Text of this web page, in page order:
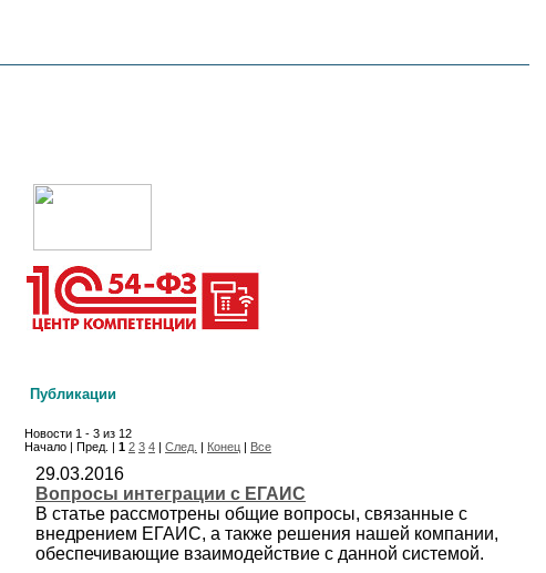
Публикации
Новости 1 - 3 из 12
Начало | Пред. | 1 2 3 4 | След. | Конец | Все
29.03.2016
Вопросы интеграции с ЕГАИС
В статье рассмотрены общие вопросы, связанные с
внедрением ЕГАИС, а также решения нашей компании,
обеспечивающие взаимодействие с данной системой.